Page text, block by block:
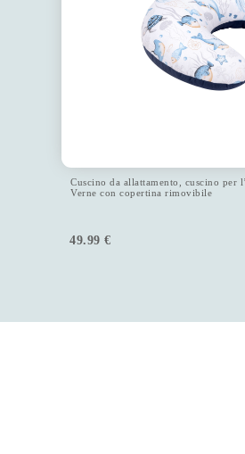
Cuscino da allattamento, cuscino per
Verne con copertina rimovibile
49.99 €